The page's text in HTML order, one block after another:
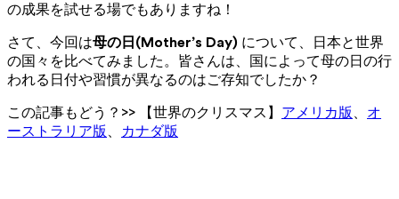
の成果を試せる場でもありますね！
さて、今回は母の日(Mother’s Day) について、日本と世界
の国々を比べてみました。皆さんは、国によって母の日の行
われる日付や習慣が異なるのはご存知でしたか？
この記事もどう？>> 【世界のクリスマス】 アメリカ版 、 オ
ーストラリア版 、 カナダ版